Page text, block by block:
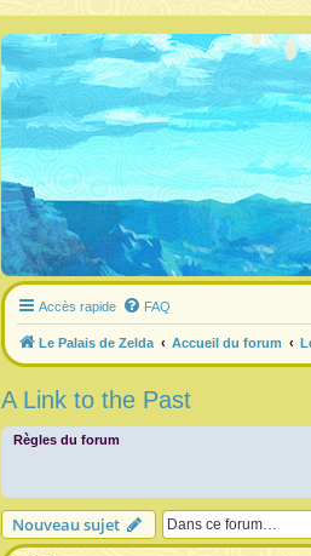
Accès rapide FAQ
Le Palais de Zelda Accueil du forum
A Link to the Past
Règles du forum
Nouveau sujet